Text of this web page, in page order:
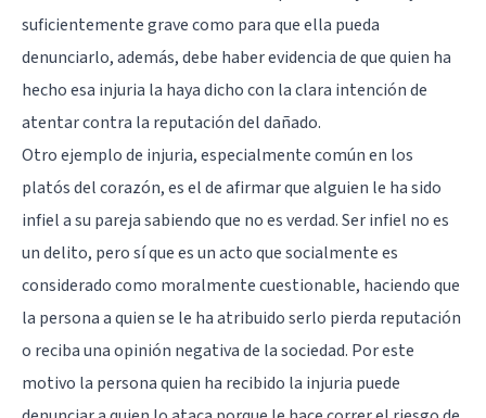
suficientemente grave como para que ella pueda
denunciarlo, además, debe haber evidencia de que quien ha
hecho esa injuria la haya dicho con la clara intención de
atentar contra la reputación del dañado.
Otro ejemplo de injuria, especialmente común en los
platós del corazón, es el de afirmar que alguien le ha sido
infiel a su pareja sabiendo que no es verdad. Ser infiel no es
un delito, pero sí que es un acto que socialmente es
considerado como moralmente cuestionable, haciendo que
la persona a quien se le ha atribuido serlo pierda reputación
o reciba una opinión negativa de la sociedad. Por este
motivo la persona quien ha recibido la injuria puede